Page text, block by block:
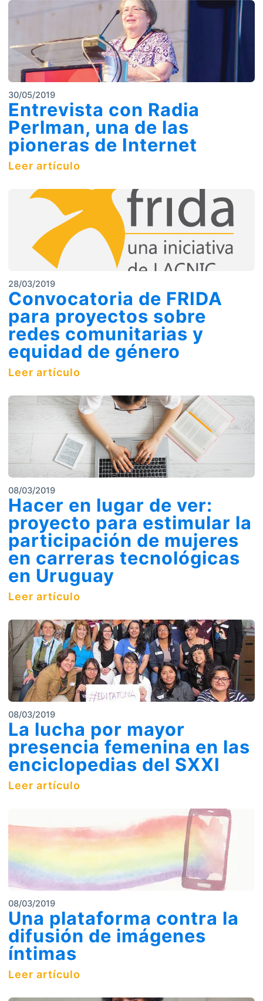
30/05/2019
Entrevista con Radia
Perlman, una de las
pioneras de Internet
Leer artículo
28/03/2019
Convocatoria de FRIDA
para proyectos sobre
redes comunitarias y
equidad de género
Leer artículo
08/03/2019
Hacer en lugar de ver:
proyecto para estimular la
participación de mujeres
en carreras tecnológicas
en Uruguay
Leer artículo
08/03/2019
La lucha por mayor
presencia femenina en las
enciclopedias del SXXI
Leer artículo
08/03/2019
Una plataforma contra la
difusión de imágenes
íntimas
Leer artículo